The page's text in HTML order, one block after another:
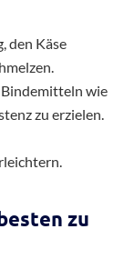
den Käse
Bindemitteln wie
zu erzielen.
zu